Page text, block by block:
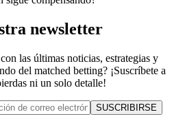
newsletter
las últimas noticias, estrategias y
del matched betting? ¡Suscríbete a
ni un solo detalle!
SUSCRIBIRSE